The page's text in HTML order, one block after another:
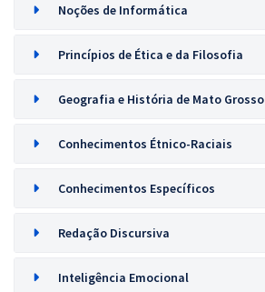
Noções de Informática
Princípios de Ética e da Filosofia
Geografia e História de Mato Grosso
Conhecimentos Étnico-Raciais
Conhecimentos Específicos
Redação Discursiva
Inteligência Emocional